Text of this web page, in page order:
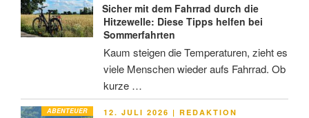
Sicher mit dem Fahrrad durch die
Hitzewelle: Diese Tipps helfen bei
Sommerfahrten
Kaum steigen die Temperaturen, zieht es
viele Menschen wieder aufs Fahrrad. Ob
kurze …
ABENTEUER
VERÖFFENTLICHT
12. JULI 2026 | REDAKTION